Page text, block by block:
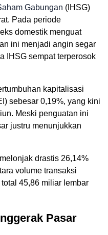
Gabungan (IHSG)
Pada periode
domestik menguat
ini menjadi angin segar
IHSG sempat terperosok
kapitalisasi
sebesar 0,19%, yang kini
Meski penguatan ini
justru menunjukkan
drastis 26,14%
volume transaksi
45,86 miliar lembar
Pasar